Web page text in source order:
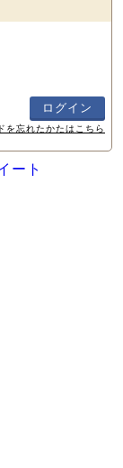
を忘れたかたはこちら
ート